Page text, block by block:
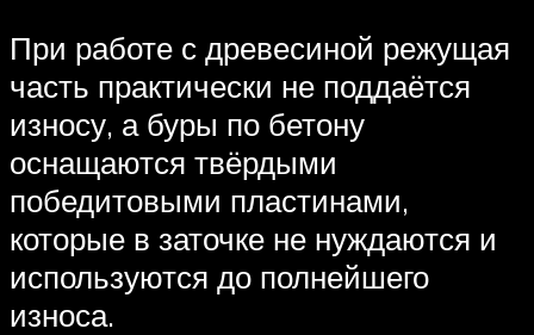
При работе с древесиной режущая
часть практически не поддаётся
износу, а буры по бетону
оснащаются твёрдыми
победитовыми пластинами,
которые в заточке не нуждаются и
используются до полнейшего
износа.